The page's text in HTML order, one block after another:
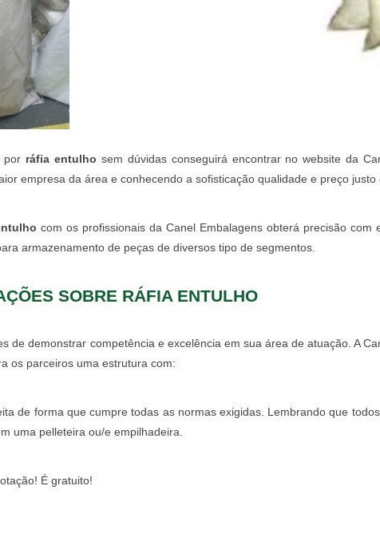
por ráfia entulho sem dúvidas conseguirá encontrar no website da
empresa da área e conhecendo a sofisticação qualidade e preço justo
com os profissionais da Canel Embalagens obterá precisão com
armazenamento de peças de diversos tipo de segmentos.
SOBRE RÁFIA ENTULHO
de demonstrar competência e excelência em sua área de atuação. A
os parceiros uma estrutura com:
de forma que cumpre todas as normas exigidas. Lembrando que
uma pelleteira ou/e empilhadeira.
É gratuito!